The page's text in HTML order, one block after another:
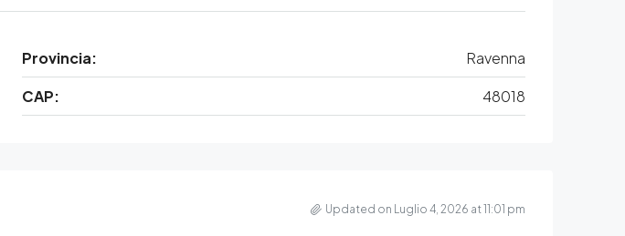
Provincia:
Ravenna
CAP: 48018
Updated on Luglio 4, 2026 at 11:01 pm